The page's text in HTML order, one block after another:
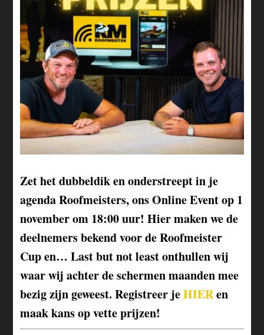
Zet het dubbeldik en onderstreept in je
agenda Roofmeisters, ons Online Event op 1
november om 18:00 uur! Hier maken we de
deelnemers bekend voor de Roofmeister
Cup en… Last but not least onthullen wij
waar wij achter de schermen maanden mee
bezig zijn geweest. Registreer jeHIERen
maak kans op vette prijzen!